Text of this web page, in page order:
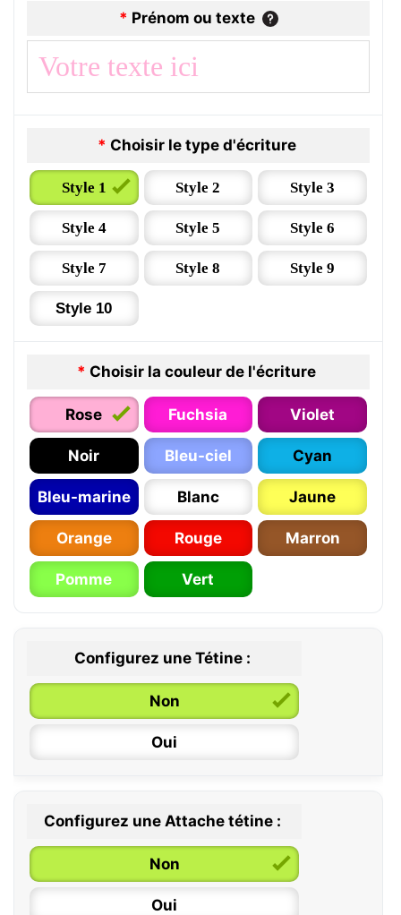
* Prénom ou texte
* Choisir le type d'écriture
Style 1 Style 2 Style 3
Style 4 Style 5 Style 6
Style 7 Style 8 Style 9
Style 10
* Choisir la couleur de l'écriture
Rose Fuchsia Violet
Noir Bleu-ciel Cyan
Bleu-marine Blanc Jaune
Orange Rouge Marron
Pomme Vert
Configurez une Tétine :
Non
Oui
0 / 6 mois
6 / 36 mois
Configurez une Attache tétine :
Non
Oui